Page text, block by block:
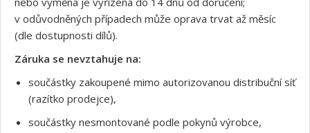
v odůvodněných případech může oprava trvat až měsíc
(dle dostupnosti dílů).
Záruka se nevztahuje na:
součástky zakoupené mimo autorizovanou distribuční síť
(razítko prodejce),
součástky nesmontované podle pokynů výrobce,